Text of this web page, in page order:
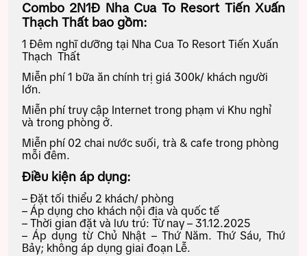
Combo 2N1Đ Nha Cua To Resort Tiến Xuấn
Thạch Thất bao gồm:
1 Đêm nghĩ dưỡng tại Nha Cua To Resort Tiến Xuấn
Thạch Thất
Miễn phí 1 bữa ăn chính trị giá 300k/ khách người
lớn.
Miễn phí truy cập Internet trong phạm vi Khu nghỉ
và trong phòng ở.
Miễn phí 02 chai nước suối, trà & cafe trong phòng
mỗi đêm.
Điều kiện áp dụng:
– Đặt tối thiểu 2 khách/ phòng
– Áp dụng cho khách nội địa và quốc tế
– Thời gian đặt và lưu trú: Từ nay – 31.12.2025
– Áp dụng từ Chủ Nhật – Thứ Năm. Thứ Sáu, Thứ
Bảy; không áp dụng giai đoạn Lễ.